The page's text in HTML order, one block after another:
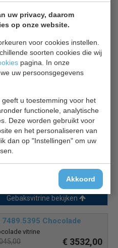
uw privacy, daarom
op onze website.
voor cookies instellen.
soorten cookies die wij
pagina. In onze
uw persoonsgegevens
u toestemming voor het
functionele, analytische
Deze worden gebruikt voor
en het personaliseren van
dan op "Instellingen" om uw
Akkoord
glas
voor jou?
7450.0820
€ 1971,00
Gebaksvitrine bekijken
7489.5395 Chocolade
vitrine
€ 3532,00